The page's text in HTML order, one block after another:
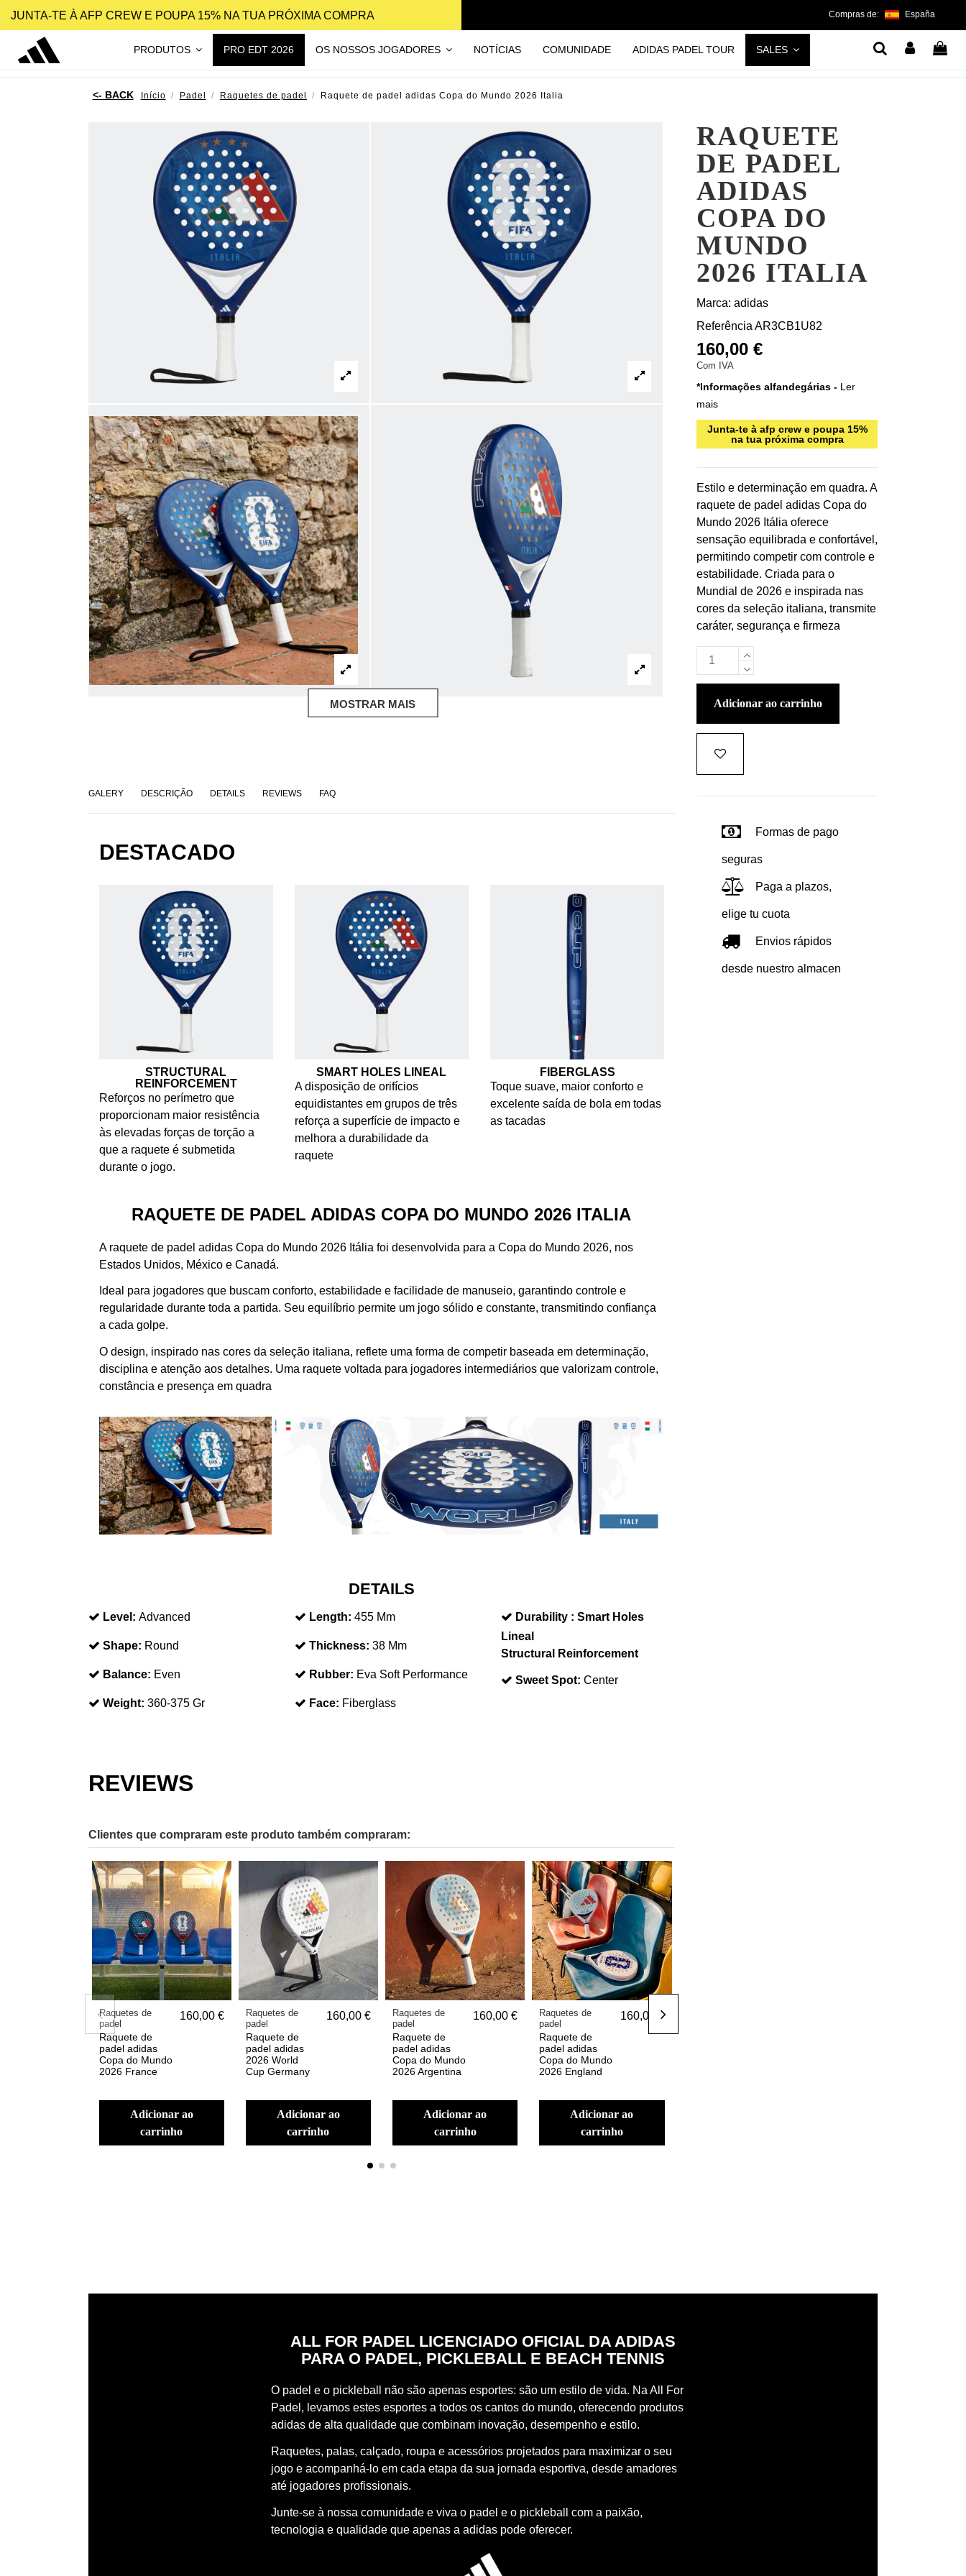
JUNTA-TE À AFP CREW E POUPA 15% NA TUA PRÓXIMA COMPRA Compras de: España
PRODUTOS PRO EDT 2026 OS NOSSOS JOGADORES NOTÍCIAS COMUNIDADE ADIDAS PADEL TOUR SALES
Início Padel Raquetes de padel Raquete de padel adidas Copa do Mundo 2026 Italia
MOSTRAR MAIS
GALERY DESCRIÇÃO DETAILS REVIEWS FAQ
DESTACADO
STRUCTURAL
REINFORCEMENT
Reforços no perímetro que
proporcionam maior resistência
às elevadas forças de torção a
que a raquete é submetida
durante o jogo.
SMART HOLES LINEAL
A disposição de orifícios
equidistantes em grupos de três
reforça a superfície de impacto e
melhora a durabilidade da
raquete
FIBERGLASS
Toque suave, maior conforto e
excelente saída de bola em todas
as tacadas
RAQUETE DE PADEL ADIDAS COPA DO MUNDO 2026 ITALIA
A raquete de padel adidas Copa do Mundo 2026 Itália foi desenvolvida para a Copa do Mundo 2026, nos
Estados Unidos, México e Canadá.
Ideal para jogadores que buscam conforto, estabilidade e facilidade de manuseio, garantindo controle e
regularidade durante toda a partida. Seu equilíbrio permite um jogo sólido e constante, transmitindo confiança
a cada golpe.
O design, inspirado nas cores da seleção italiana, reflete uma forma de competir baseada em determinação,
disciplina e atenção aos detalhes. Uma raquete voltada para jogadores intermediários que valorizam controle,
constância e presença em quadra
DETAILS
Level: Advanced
Shape: Round
Balance: Even
Weight: 360-375 Gr
Length: 455 Mm
Thickness: 38 Mm
Rubber: Eva Soft Performance
Face: Fiberglass
Durability : Smart Holes
Lineal
Structural Reinforcement
Sweet Spot: Center
REVIEWS
Clientes que compraram este produto também compraram:
Raquetes de
padel
Raquete de
padel adidas
Copa do Mundo
2026 France
160,00 €
adicionar ao
carrinho
Raquetes de
padel
Raquete de
padel adidas
2026 World
Cup Germany
160,00 €
adicionar ao
carrinho
Raquetes de
padel
Raquete de
padel adidas
Copa do Mundo
2026 Argentina
160,00 €
adicionar ao
carrinho
Raquetes de
padel
Raquete de
padel adidas
Copa do Mundo
2026 England
160,00 €
adicionar ao
carrinho
RAQUETE
DE PADEL
ADIDAS
COPA DO
MUNDO
2026 ITALIA
Marca: adidas
Referência AR3CB1U82
160,00 €
Com IVA
*Informações alfandegárias - Ler
mais
Junta-te à afp crew e poupa 15%
na tua próxima compra
Estilo e determinação em quadra. A
raquete de padel adidas Copa do
Mundo 2026 Itália oferece
sensação equilibrada e confortável,
permitindo competir com controle e
estabilidade. Criada para o
Mundial de 2026 e inspirada nas
cores da seleção italiana, transmite
caráter, segurança e firmeza
adicionar ao carrinho
Formas de pago
seguras
Paga a plazos,
elige tu cuota
Envios rápidos
desde nuestro almacen
ALL FOR PADEL LICENCIADO OFICIAL DA ADIDAS
PARA O PADEL, PICKLEBALL E BEACH TENNIS
O padel e o pickleball não são apenas esportes: são um estilo de vida. Na All For
Padel, levamos estes esportes a todos os cantos do mundo, oferecendo produtos
adidas de alta qualidade que combinam inovação, desempenho e estilo.
Raquetes, palas, calçado, roupa e acessórios projetados para maximizar o seu
jogo e acompanhá-lo em cada etapa da sua jornada esportiva, desde amadores
até jogadores profissionais.
Junte-se à nossa comunidade e viva o padel e o pickleball com a paixão,
tecnologia e qualidade que apenas a adidas pode oferecer.